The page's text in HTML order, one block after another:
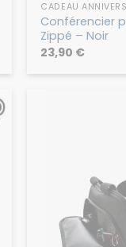
CADEAU
Conférencier
Zippé – Noir
23,90 €